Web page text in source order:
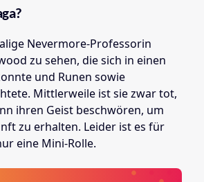
Nevermore-Professorin
zu sehen, die sich in einen
und Runen sowie
Mittlerweile ist sie zwar tot,
ihren Geist beschwören, um
zu erhalten. Leider ist es für
eine Mini-Rolle.